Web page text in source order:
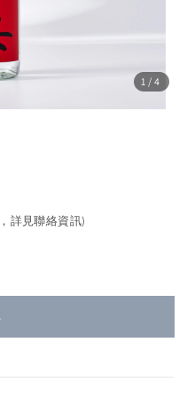
1 /4
詳見聯絡資訊)